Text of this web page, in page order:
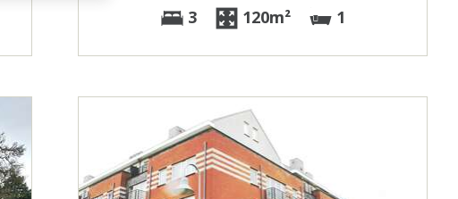
3 120m² 1